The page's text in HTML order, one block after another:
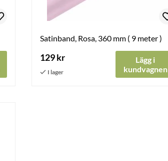
Satinband, Rosa, 360 mm ( 9 meter )
129 kr
Lägg i
kundvagnen